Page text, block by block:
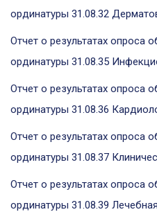
ординатуры 31.08.32
Отчет о результатах опроса
ординатуры 31.08.35
Отчет о результатах опроса
ординатуры 31.08.36
Отчет о результатах опроса
ординатуры 31.08.37
Отчет о результатах опроса
ординатуры 31.08.39